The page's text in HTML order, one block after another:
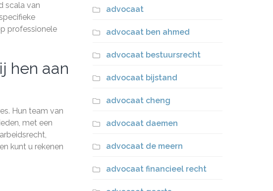
scala van
professionele
hen aan
Hun team van
met een
kunt u rekenen
advocaat
advocaat ben ahmed
advocaat bestuursrecht
advocaat bijstand
advocaat cheng
advocaat daemen
advocaat de meern
advocaat financieel recht